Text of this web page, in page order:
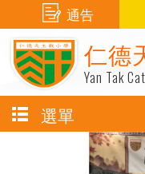
仁德
Yan Tak
通告
選單